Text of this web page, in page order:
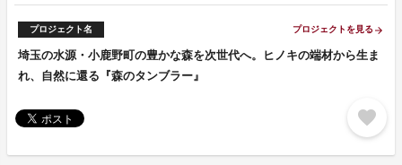
プロジェクト名 プロジェクトを見る arrow_forward
埼玉の水源・小鹿野町の豊かな森を次世代へ。ヒノキの端材から生ま
れ、自然に還る『森のタンブラー』
favorite